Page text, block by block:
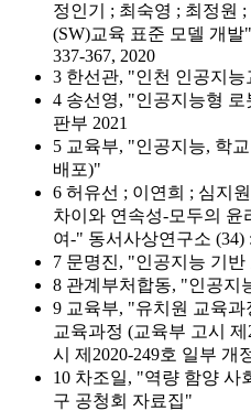
정인기 ; 최숙영 ; 최정원
(SW)교육 표준 모델 개
337-367, 2020
3 한선관, "인천 인공지
4 송선영, "인공지능형
판부 2021
5 교육부, "인공지능, 학
배포)"
6 허유선 ; 이연희 ; 심지
차이와 연속성-모두의
여-" 동서사상연구소 (34)
7 문명진, "인공지능 기
8 관계부처합동, "인공지
9 교육부, "유치원 교육
교육과정 (교육부 고시
시 제2020-249호 일부 개
10 차조일, "역량 함양 사
구 공청회 자료집"